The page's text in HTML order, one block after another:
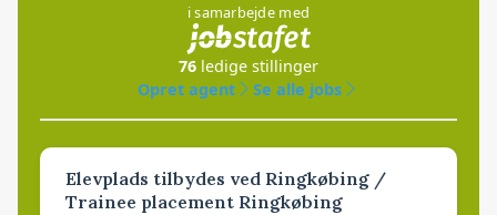
i samarbejde med
76 ledige stillinger
Opret agent
Se alle jobs
Elevplads tilbydes ved Ringkøbing /
Trainee placement Ringkøbing